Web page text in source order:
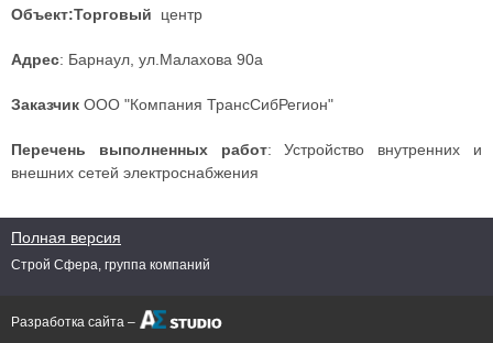
Объект:Торговый центр
Адрес: Барнаул, ул.Малахова 90а
Заказчик ООО "Компания ТрансСибРегион"
Перечень выполненных работ: Устройство внутренних и
внешних сетей электроснабжения
Полная версия
Строй Сфера, группа компаний
Разработка сайта –